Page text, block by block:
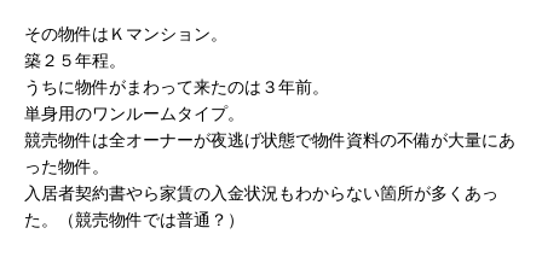
その物件はＫマンション。
築２５年程。
うちに物件がまわって来たのは３年前。
単身用のワンルームタイプ。
競売物件は全オーナーが夜逃げ状態で物件資料の不備が大量にあ
った物件。
入居者契約書やら家賃の入金状況もわからない箇所が多くあっ
た。（競売物件では普通？）